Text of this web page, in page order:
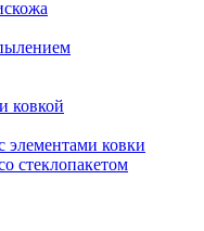
ковкой
ковки
стеклопакетом